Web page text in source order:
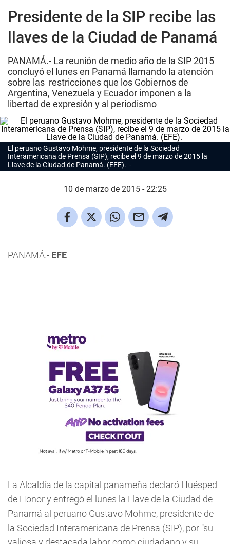
Presidente de la SIP recibe las
llaves de la Ciudad de Panamá
PANAMÁ.- La reunión de medio año de la SIP 2015
concluyó el lunes en Panamá llamando la atención
sobre las restricciones que los Gobiernos de
Argentina, Venezuela y Ecuador imponen a la
libertad de expresión y al periodismo
El peruano Gustavo Mohme, presidente de la Sociedad
Interamericana de Prensa (SIP), recibe el 9 de marzo de 2015 la
Llave de la Ciudad de Panamá. (EFE).
10 de marzo de 2015 - 22:25
PANAMÁ.- EFE
La Alcaldía de la capital panameña declaró Huésped
de Honor y entregó el lunes la Llave de la Ciudad de
Panamá al peruano Gustavo Mohme, presidente de
la Sociedad Interamericana de Prensa (SIP), por "su